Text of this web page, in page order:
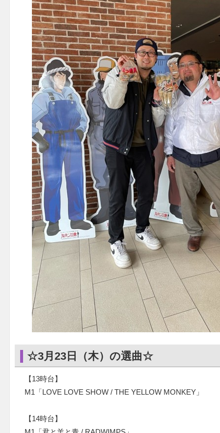
☆3月23日（木）の選曲☆
【13時台】
M1「LOVE LOVE SHOW / THE YELLOW MONKEY」
【14時台】